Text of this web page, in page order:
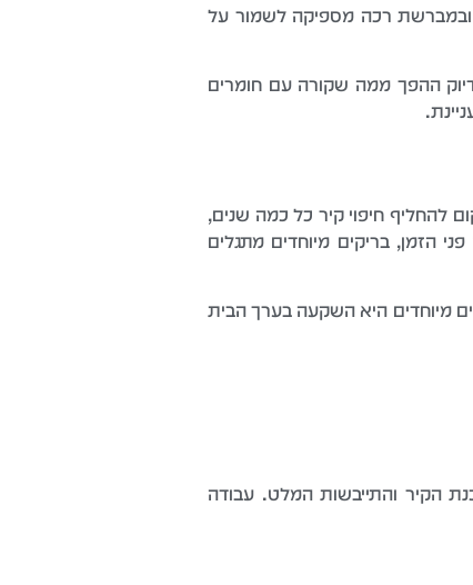
ובמברשת רכה מספיקה לשמור על
ההפך ממה שקורה עם חומרים
להחליף חיפוי קיר כל כמה שנים,
הזמן, בריקים מיוחדים מתגלים
מיוחדים היא השקעה בערך הבית
בינוני בסלון בדרך כלל לוקח 2-3 ימי עבודה, כולל הכנת הקיר והתייבשות המלט. עבודה